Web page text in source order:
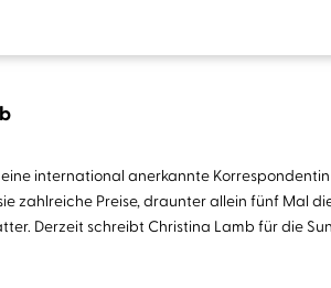
international anerkannte
zahlreiche Preise, draunter allein fünf Mal
Derzeit schreibt Christina Lamb für die